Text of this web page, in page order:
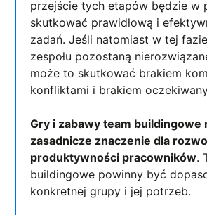
przejście tych etapów będzie w
skutkować prawidłową i
zadań. Jeśli natomiast w tej
zespołu pozostaną
może to skutkować brakiem
konfliktami i brakiem
Gry i zabawy team buildingowe
zasadnicze znaczenie dla
produktywności pracowników.
buildingowe powinny być
konkretnej grupy i jej potrzeb.